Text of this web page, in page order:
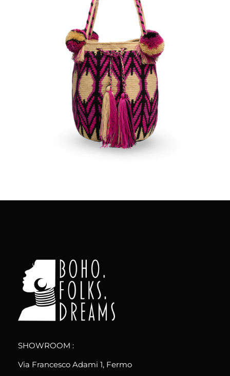
€120.00
Aggiungi
al carrello
SHOWROOM :
Via Francesco Adami 1, Fermo